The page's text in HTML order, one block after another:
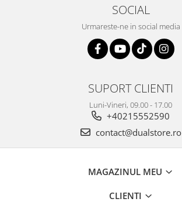
SOCIAL
Urmareste-ne in social media
SUPORT CLIENTI
Luni-Vineri, 09.00 - 17.00
+40215552590
contact@dualstore.ro
MAGAZINUL MEU
CLIENTI